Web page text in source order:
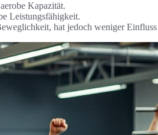
Kapazität.
Leistungsfähigkeit.
hat jedoch weniger